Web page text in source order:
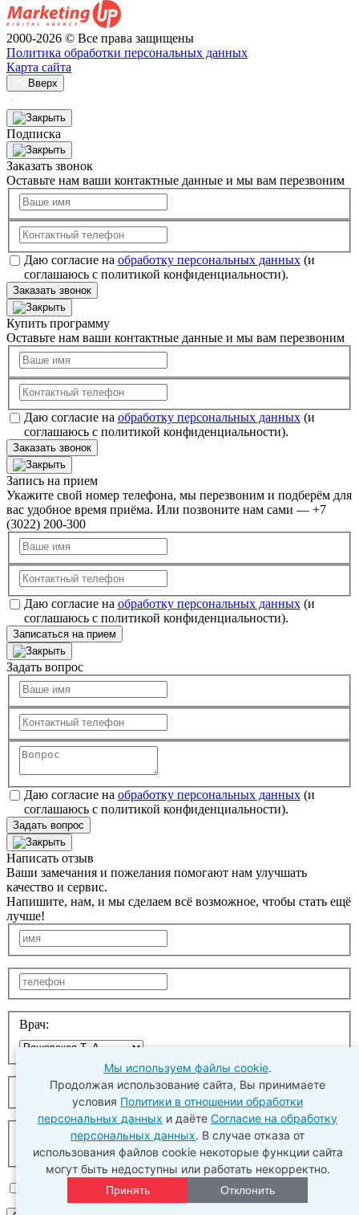
2000-2026 © Все права защищены
Политика обработки персональных данных
Карта сайта
Вверх
Подписка
Заказать звонок
Оставьте нам ваши контактные данные и мы вам перезвоним
Даю согласие на обработку персональных данных(и
соглашаюсь с политикой конфиденциальности).
Заказать звонок
Купить программу
Оставьте нам ваши контактные данные и мы вам перезвоним
Даю согласие на обработку персональных данных(и
соглашаюсь с политикой конфиденциальности).
Заказать звонок
Запись на прием
Укажите свой номер телефона, мы перезвоним и подберём для
вас удобное время приёма. Или позвоните нам сами — +7
(3022) 200-300
Даю согласие на обработку персональных данных(и
соглашаюсь с политикой конфиденциальности).
Записаться на прием
Задать вопрос
Даю согласие на обработку персональных данных(и
соглашаюсь с политикой конфиденциальности).
Задать вопрос
Написать отзыв
Ваши замечания и пожелания помогают нам улучшать
качество и сервис.
Напишите, нам, и мы сделаем всё возможное, чтобы стать ещё
лучше!
Врач:
Даю согласие наобработку персональных данных
соглашаюсь с политикой конфиденциальности).
Мы используем файлы cookie.
Продолжая использование сайта, Вы принимаете
условия Политики в отношении обработки
персональных данных и даёте Согласие на обработку
персональных данных. В случае отказа от
использования файлов cookie некоторые функции сайта
могут быть недоступны или работать некорректно.
Принять Отклонить